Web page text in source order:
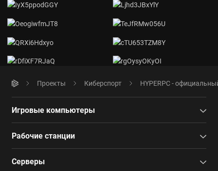
Проекты Киберспорт HYPERPC -
Игровые компьютеры
Рабочие станции
Серверы